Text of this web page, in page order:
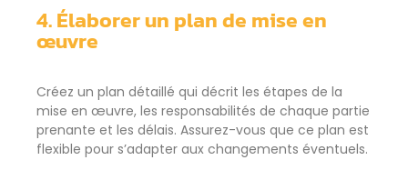
4. Élaborer un plan de mise en
œuvre
Créez un plan détaillé qui décrit les étapes de la
mise en œuvre, les responsabilités de chaque partie
prenante et les délais. Assurez-vous que ce plan est
flexible pour s’adapter aux changements éventuels.